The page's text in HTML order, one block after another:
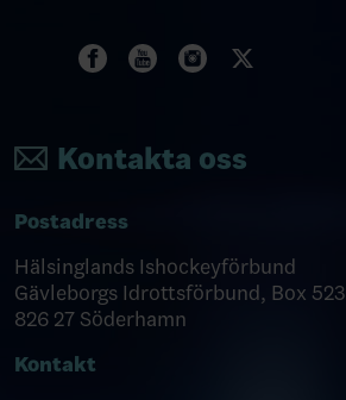
Kontakta oss
Postadress
Hälsinglands Ishockeyförbund
Gävleborgs Idrottsförbund, Box 523
826 27 Söderhamn
Kontakt